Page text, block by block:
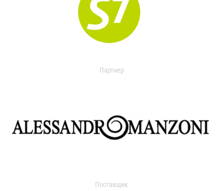
Партнер
Поставщик